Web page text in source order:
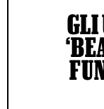
GLI